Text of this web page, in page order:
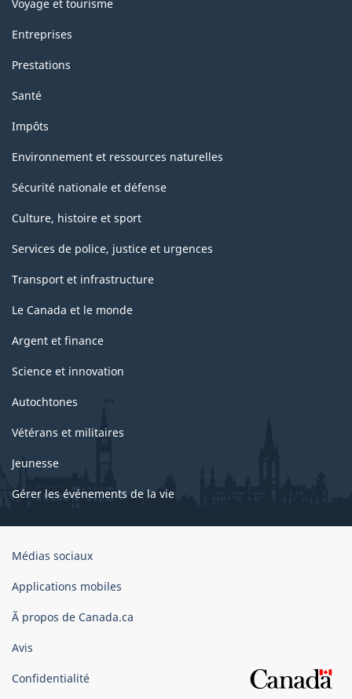
Voyage et tourisme
Entreprises
Prestations
Santé
Impôts
Environnement et ressources naturelles
Sécurité nationale et défense
Culture, histoire et sport
Services de police, justice et urgences
Transport et infrastructure
Le Canada et le monde
Argent et finance
Science et innovation
Autochtones
Vétérans et militaires
Jeunesse
Gérer les événements de la vie
Organisation
gouvernement
Canada
Médias sociaux
Applications mobiles
Ã propos de Canada.ca
Avis
Confidentialité